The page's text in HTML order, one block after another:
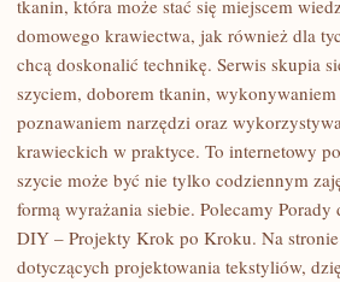
MATERIAŁY
TKANINY
tkanin, która może stać się miejscem
domowego krawiectwa, jak również dla
chcą doskonalić technikę. Serwis skupia
szyciem, doborem tkanin,
poznawaniem narzędzi oraz
krawieckich w praktyce. To internetowy
szycie może być nie tylko codziennym
formą wyrażania siebie. Polecamy
DIY – Projekty Krok po Kroku. Na
dotyczących projektowania tekstyliów,